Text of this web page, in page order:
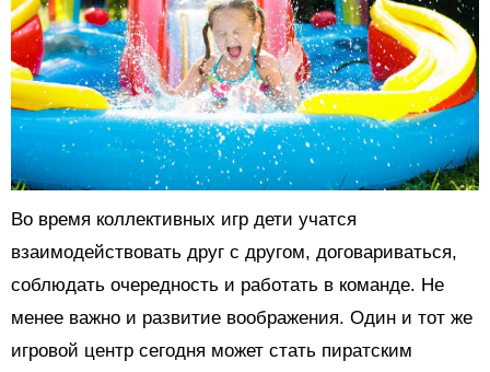
Во время коллективных игр дети учатся
взаимодействовать друг с другом, договариваться,
соблюдать очередность и работать в команде. Не
менее важно и развитие воображения. Один и тот же
игровой центр сегодня может стать пиратским